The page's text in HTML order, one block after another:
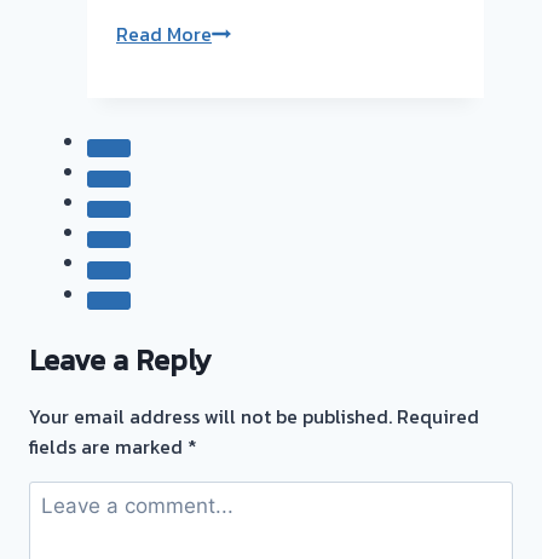
สมุทรปราการ
Read Moreรับ
ร้าน
ประเมิน
ฟรี
จ่าย
Leave a Reply
Your email address will not be published. Required
fields are marked *